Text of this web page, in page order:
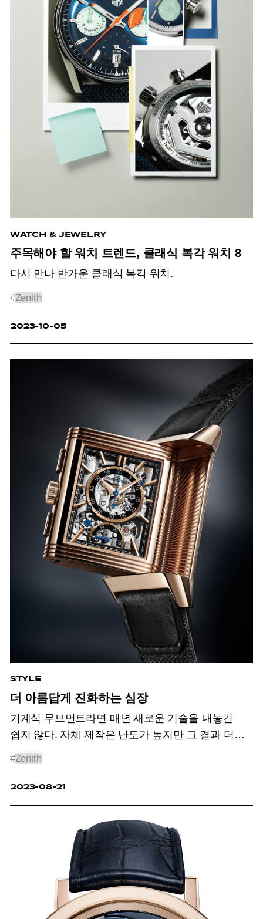
WATCH & JEWELRY
주목해야 할 워치 트렌드, 클래식 복각 워치 8
다시 만나 반가운 클래식 복각 워치.
#Zenith
2023-10-05
STYLE
더 아름답게 진화하는 심장
기계식 무브먼트라면 매년 새로운 기술을 내놓긴
쉽지 않다. 자체 제작은 난도가높지만 그 결과 더
개성 있는 모습으로 탄생한
애호가의
#Zenith
2023-08-21